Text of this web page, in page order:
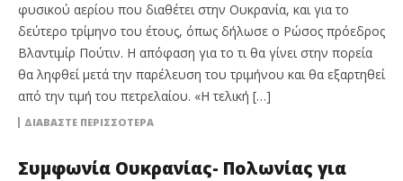
φυσικού αερίου που διαθέτει στην Ουκρανία, και για το
δεύτερο τρίμηνο του έτους, όπως δήλωσε ο Ρώσος πρόεδρος
Βλαντιμίρ Πούτιν. Η απόφαση για το τι θα γίνει στην πορεία
θα ληφθεί μετά την παρέλευση του τριμήνου και θα εξαρτηθεί
από την τιμή του πετρελαίου. «Η τελική […]
ΔΙΑΒΆΣΤΕ ΠΕΡΙΣΣΌΤΕΡΑ
Συμφωνία Ουκρανίας- Πολωνίας για